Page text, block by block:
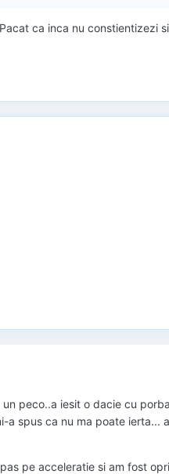
ca inca nu constientizezi
peco..a iesit o dacie cu
spus ca nu ma poate ierta...
pe acceleratie si am fost